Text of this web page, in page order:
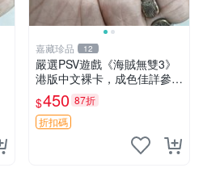
嘉藏珍品 12
嚴選PSV遊戲《海賊無雙3》
港版中文裸卡，成色佳詳參照
照片 製作畫面重制 動作遊戲
PS3版 動作游戲 無雙系列
$450 87折
折扣碼